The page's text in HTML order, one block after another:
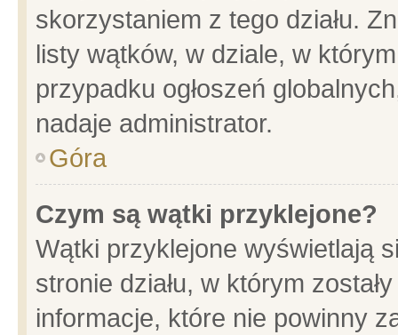
skorzystaniem z tego działu.
listy wątków, w dziale, w
przypadku ogłoszeń
nadaje administrator.
Góra
Czym są wątki przyklejone?
Wątki przyklejone wyświetlają
stronie działu, w którym
informacje, które nie powinny